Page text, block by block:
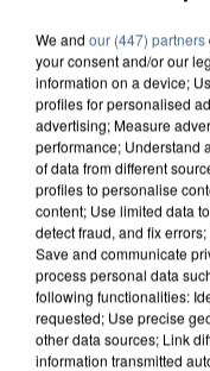
7 août 2026
Un second cadre
Algérie
Un cofondateur
quelques jours
We and our (447) partners
your consent and/or our
information on a device;
profiles for personalised
advertising; Measure
performance; Understand
of data from different
profiles to personalise
content; Use limited data
detect fraud, and fix
Save and communicate
process personal data
following functionalities:
requested; Use precise
other data sources; Link
information transmitted